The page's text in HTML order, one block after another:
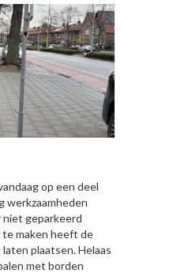
op een deel
werkzaamheden
niet geparkeerd
maken heeft de
plaatsen. Helaas
met borden